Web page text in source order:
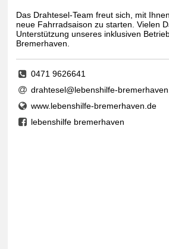
Das Drahtesel-Team freut sich, mit
neue Fahrradsaison zu starten. Vielen
Unterstützung unseres inklusiven
Bremerhaven.
0471 9626641
drahtesel@lebenshilfe-
www.lebenshilfe-bremerhaven.de
lebenshilfe bremerhaven